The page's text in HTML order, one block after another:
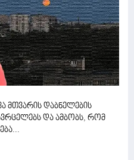
მთვარის დაბნელების
და ამბობს, რომ